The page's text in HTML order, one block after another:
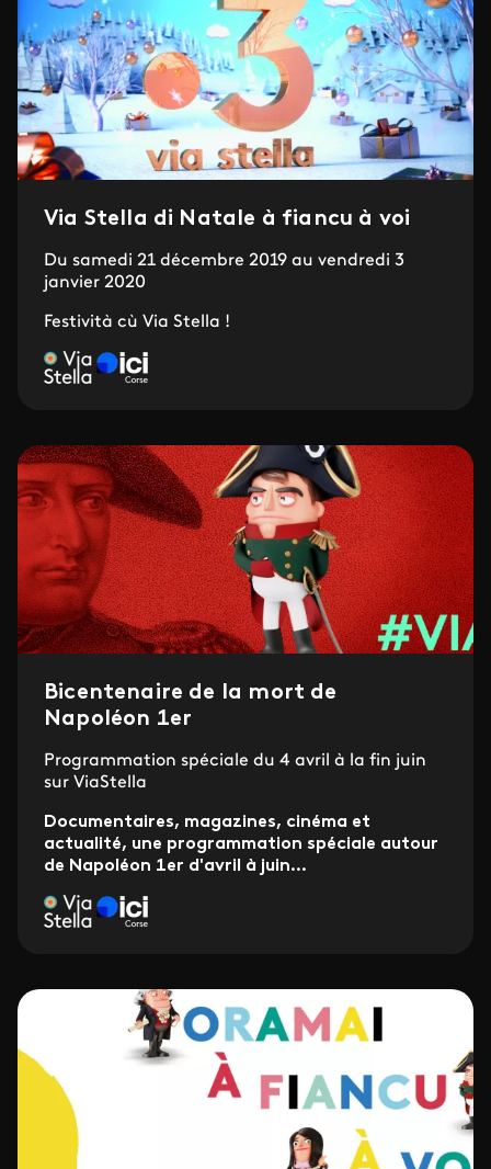
Via Stella di Natale à fiancu à voi
Du samedi 21 décembre 2019 au vendredi 3
janvier 2020
Festività cù Via Stella !
Bicentenaire de la mort de
Napoléon 1er
Programmation spéciale du 4 avril à la fin juin
sur ViaStella
Documentaires, magazines, cinéma et
actualité, une programmation spéciale autour
de Napoléon 1er d'avril à juin...